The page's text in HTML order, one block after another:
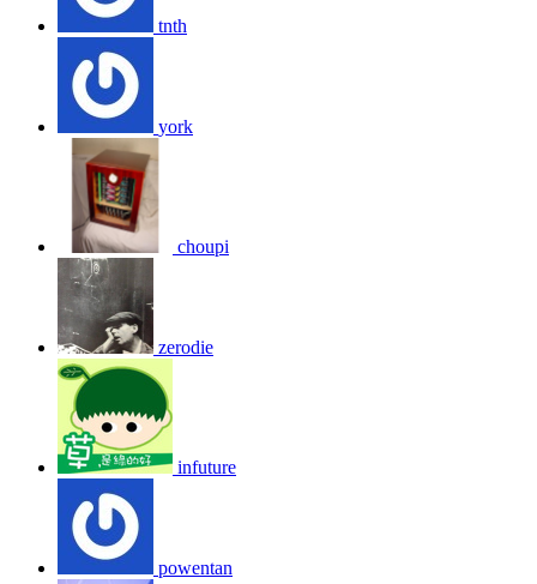
tnth
york
choupi
zerodie
infuture
powentan